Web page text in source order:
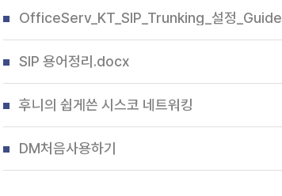
OfficeServ_KT_SIP_Trunking_설정_Guide
SIP 용어정리.docx
후니의 쉽게쓴 시스코 네트워킹
DM처음사용하기